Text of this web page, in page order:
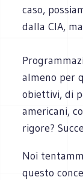
caso,
dalla CIA,
almeno per
obiettivi, di
americani,
rigore?
Noi
questo